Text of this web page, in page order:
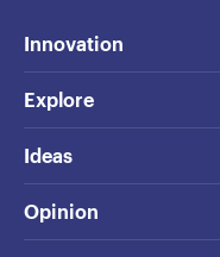
Innovation
Explore
Ideas
Opinion